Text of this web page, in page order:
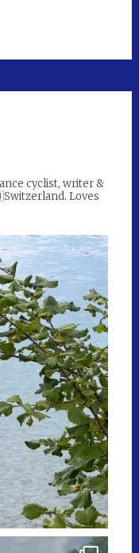
cyclist, writer &
Loves